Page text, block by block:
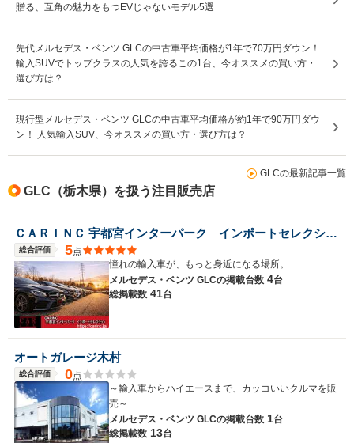
贈る、互角の魅力をもつEVじゃないモデル5選
先代メルセデス・ベンツ GLCの中古車平均価格が1年で70万円ダウン！
輸入SUVでトップクラスの人気を誇るこの1台、今オススメの買い方・
選び方は？
現行型メルセデス・ベンツ GLCの中古車平均価格が約1年で90万円ダウ
ン！ 人気輸入SUV、今オススメの買い方・選び方は？
GLCの最新記事一覧
GLC（栃木県）を扱う注目販売店
ＣＡＲＩＮＣ 宇都宮インターパーク インポートセレクション
総合評価 5点
憧れの輸入車が、もっと身近になる場所。
メルセデス・ベンツ GLCの掲載台数 4台
総掲載数 41台
オートガレージ木村
総合評価 0点
～輸入車からハイエースまで、カッコいいクルマを販
売～
メルセデス・ベンツ GLCの掲載台数 1台
総掲載数 13台